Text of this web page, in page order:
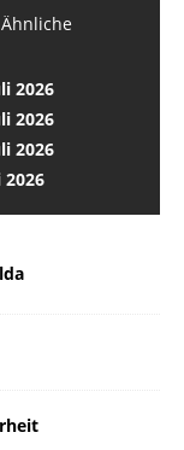
2026
2026
2026
2026